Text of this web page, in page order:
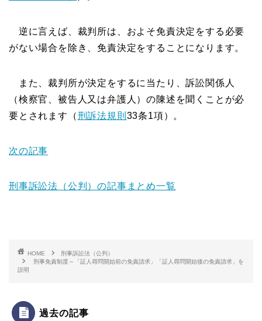
逆に言えば、裁判所は、およそ免責決定をする必要
がない場合を除き、免責決定をすることになります。
また、裁判所が決定をするに当たり、訴訟関係人
（検察官、被告人又は弁護人）の陳述を聞くことが必
要とされます（刑訴法規則 33条1項）。
次の記事
刑事訴訟法（公判）の記事まとめ一覧
HOME
刑事訴訟法（公判）
刑事免責制度～「証人尋問開始前の免責請求」「証人尋問開始後の免責請求」を
説明
過去の記事